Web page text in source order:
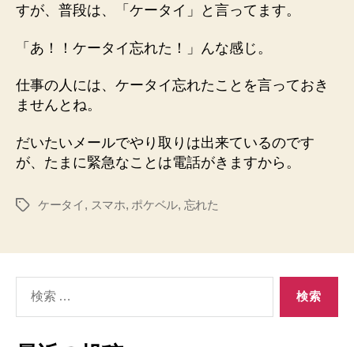
すが、普段は、「ケータイ」と言ってます。
「あ！！ケータイ忘れた！」んな感じ。
仕事の人には、ケータイ忘れたことを言っておき
ませんとね。
だいたいメールでやり取りは出来ているのです
が、たまに緊急なことは電話がきますから。
タ
ケータイ, スマホ, ポケベル, 忘れた
象: